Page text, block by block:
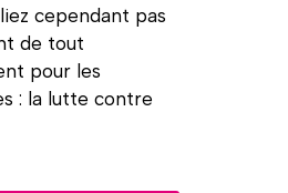
cependant pas
de tout
pour les
: la lutte contre